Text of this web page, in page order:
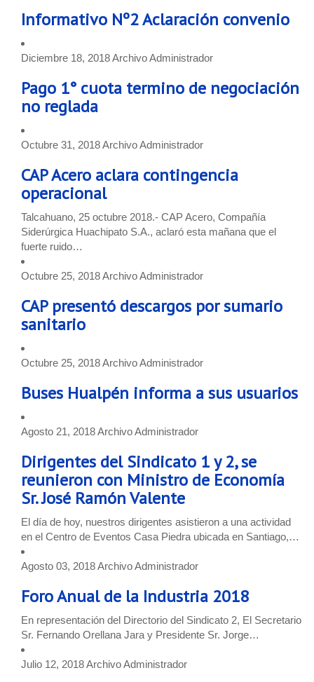
Informativo Nº2 Aclaración convenio
Diciembre 18, 2018ArchivoAdministrador
Pago 1° cuota termino de negociación
no reglada
Octubre 31, 2018ArchivoAdministrador
CAP Acero aclara contingencia
operacional
Talcahuano, 25 octubre 2018.- CAP Acero, Compañía
Siderúrgica Huachipato S.A., aclaró esta mañana que el
fuerte ruido…
Octubre 25, 2018ArchivoAdministrador
CAP presentó descargos por sumario
sanitario
Octubre 25, 2018ArchivoAdministrador
Buses Hualpén informa a sus usuarios
Agosto 21, 2018ArchivoAdministrador
Dirigentes del Sindicato 1 y 2, se
reunieron con Ministro de Economía
Sr. José Ramón Valente
El día de hoy, nuestros dirigentes asistieron a una actividad
en el Centro de Eventos Casa Piedra ubicada en Santiago,…
Agosto 03, 2018ArchivoAdministrador
Foro Anual de la Industria 2018
En representación del Directorio del Sindicato 2, El Secretario
Sr. Fernando Orellana Jara y Presidente Sr. Jorge…
Julio 12, 2018ArchivoAdministrador